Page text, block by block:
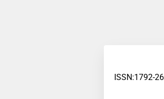
ISSN:1792-